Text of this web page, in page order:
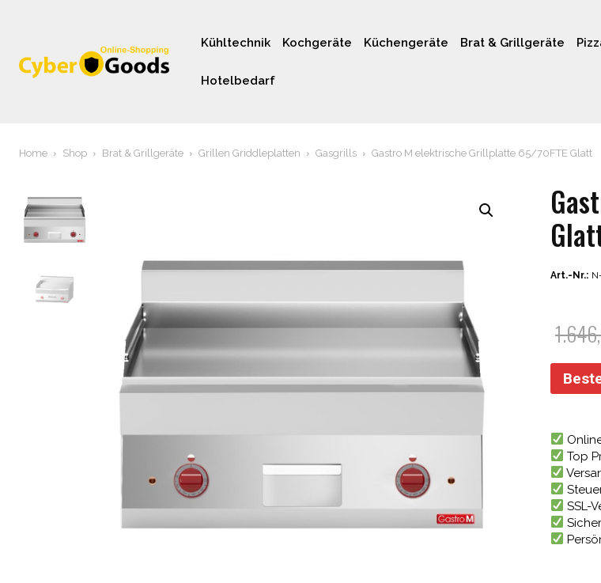
Kühltechnik Kochgeräte Küchengeräte Brat & Grillgeräte
Hotelbedarf
Home Shop Brat & Grillgeräte Grillen Griddleplatten Gasgrills Gastro M elektrische Grillplatte 65/70FTE Glatt
Art.-Nr.:
Top
SSL-